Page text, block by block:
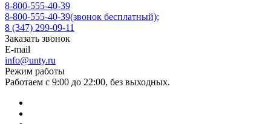
8-800-555-40-39
8-800-555-40-39(звонок бесплатный);
8 (347) 299-09-11
Заказать звонок
E-mail
info@unty.ru
Режим работы
Работаем с 9:00 до 22:00, без выходных.